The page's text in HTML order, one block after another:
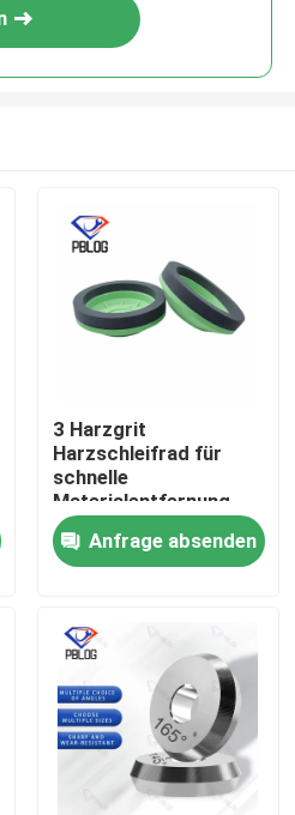
3 Harzgrit
Harzschleifrad für
schnelle
Materialentfernung
und glatte
Oberflächenveredelung
in der
optimiert
Anfrage absenden